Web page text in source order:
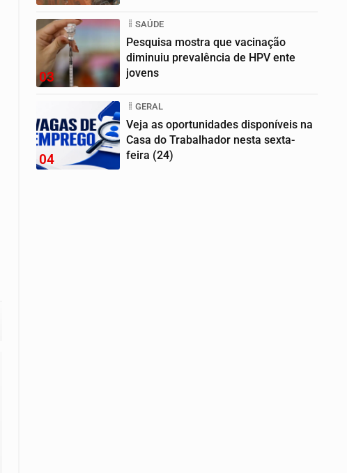
03
SAÚDE
Pesquisa mostra que vacinação
diminuiu prevalência de HPV ente
jovens
04
GERAL
Veja as oportunidades disponíveis na
Casa do Trabalhador nesta sexta-
feira (24)